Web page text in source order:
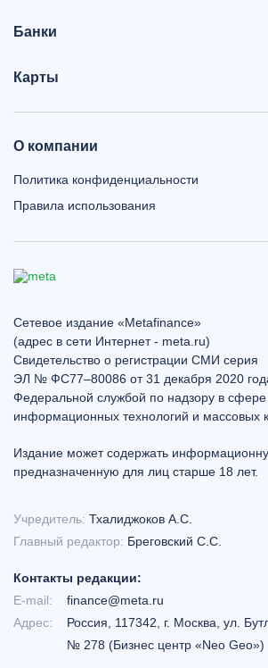
Банки
Карты
О компании
Политика конфиденциальности
Правила использования
Сетевое издание «Metafinance»
(адрес в сети Интернет - meta.ru)
Свидетельство о регистрации СМИ серия
ЭЛ № ФС77–80086 от 31 декабря 2020
Федеральной службой по надзору в сфере
информационных технологий и массовых
Издание может содержать
предназначенную для лиц старше 18 лет.
Учредитель: Тхалиджоков А.С.
Главный редактор: Бреговский С.С.
Контакты редакции:
E-mail:
finance@meta.ru
Адрес:
Россия, 117342, г. Москва, ул.
№ 278 (Бизнес центр «Neo Geo»)